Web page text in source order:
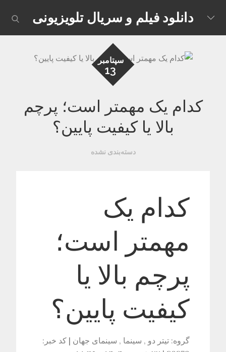
content
دانلود فیلم و سریال تلویزیونی
سپتامبر
13
کدام یک مهمتر است؛ پرچم
بالا یا کیفیت پایین؟
دسته‌بندی نشده
کدام یک
مهمتر است؛
پرچم بالا یا
کیفیت پایین؟
گروه: تیتر دو , سینما , سینمای جهان | کد خبر: